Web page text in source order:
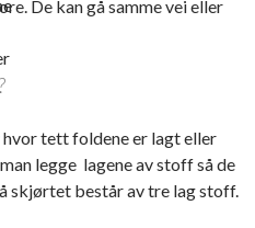
De kan gå samme vei eller
tett foldene er lagt eller
legge lagene av stoff så de
skjørtet består av tre lag stoff.